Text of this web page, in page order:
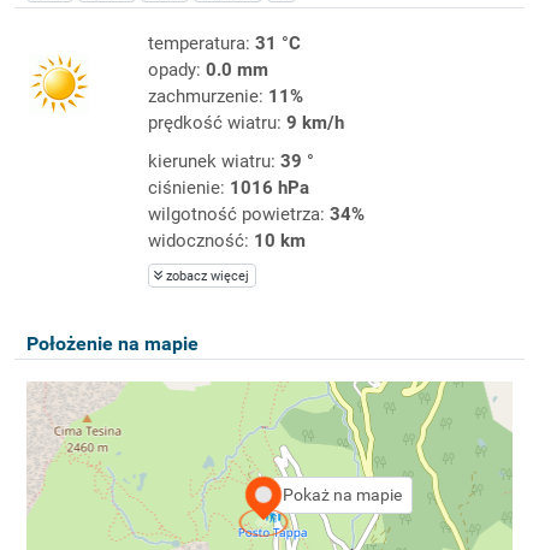
temperatura: 31 °C
opady: 0.0 mm
zachmurzenie: 11%
prędkość wiatru: 9 km/h
kierunek wiatru: 39 °
ciśnienie: 1016 hPa
wilgotność powietrza: 34%
widoczność: 10 km
zobacz więcej
Położenie na mapie
Pokaż na mapie